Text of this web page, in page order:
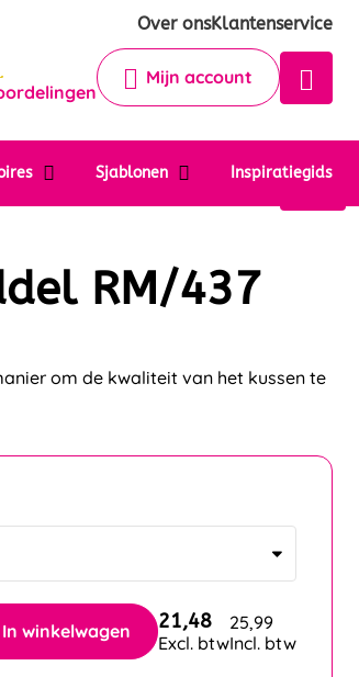
Over onsKlantenservice
Mijn account
Sjablonen Inspiratiegids
Krijg een antwoord op uw vraag
Chat 24/7 met onze chatbot voor
Contact
RM/437
21,48
Excl. btw
25,99
de post (ma/vr)